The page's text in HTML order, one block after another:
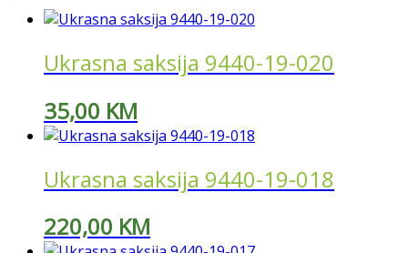
Ukrasna saksija 9440-19-020
35,00 KM
Ukrasna saksija 9440-19-018
220,00 KM